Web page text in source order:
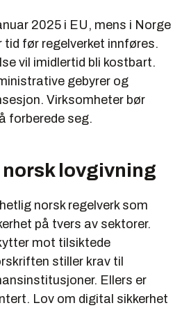
2025 i EU, mens i Norge
tid før regelverket innføres.
vil imidlertid bli kostbart.
gebyrer og
Virksomheter bør
forberede seg.
lovgivning
norsk regelverk som
på tvers av sektorer.
mot tilsiktede
stiller krav til
Ellers er
Lov om digital sikkerhet